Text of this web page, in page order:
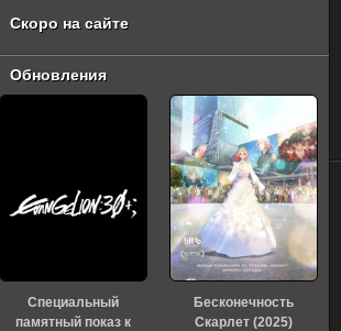
Скоро на сайте
Обновления
Специальный
памятный показ к
Бесконечность
Скарлет (2025)